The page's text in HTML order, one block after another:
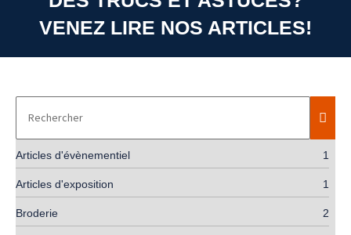
VENEZ LIRE NOS ARTICLES!
Articles d'évènementiel 1
Articles d'exposition 1
Broderie 2